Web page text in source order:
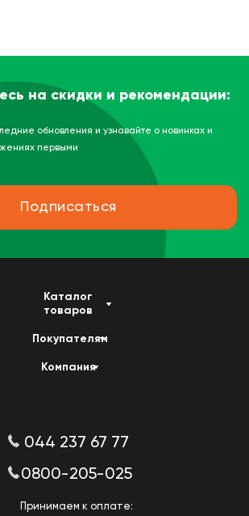
на скидки и рекомендации:
обновления и узнавайте о новинках и
первыми
Подписаться
Каталог
товаров
Покупателям
Компания
044 237 67 77
0800-205-025
Принимаем к оплате: